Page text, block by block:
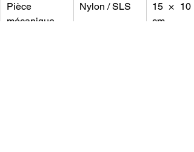
Pièce
mécanique
Nylon / SLS
15 × 10
cm